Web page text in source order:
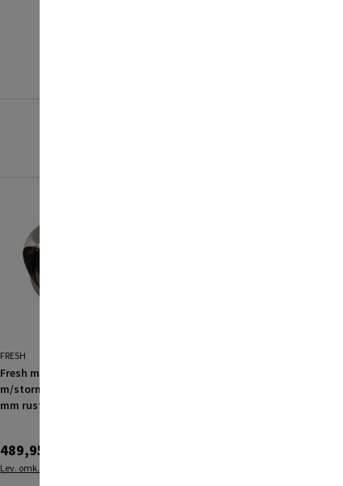
FRESH
Fresh murrist
m/stormkappe EGA125
mm rustfri
489,95 kr.
Lev. omk. tillægges